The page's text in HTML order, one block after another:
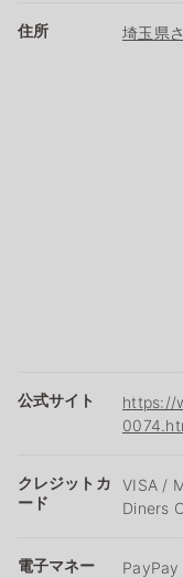
住所 埼玉県
公式サイト
https://
クレジットカ
ード
VISA /
Diners
電子マネー